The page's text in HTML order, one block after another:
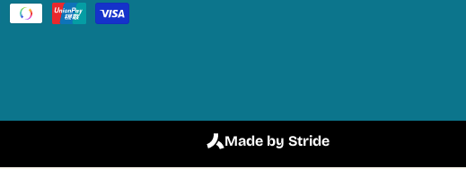
Made by Stride